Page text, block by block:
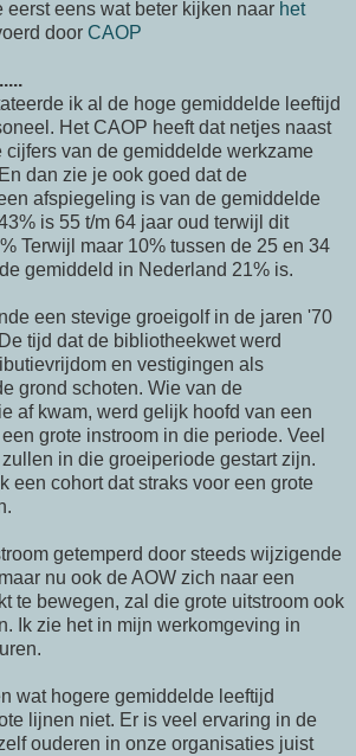
eerst eens wat beter kijken naar het
door CAOP
ik al de hoge gemiddelde leeftijd
Het CAOP heeft dat netjes naast
cijfers van de gemiddelde werkzame
dan zie je ook goed dat de
afspiegeling is van de gemiddelde
is 55 t/m 64 jaar oud terwijl dit
Terwijl maar 10% tussen de 25 en 34
gemiddeld in Nederland 21% is.
een stevige groeigolf in de jaren '70
tijd dat de bibliotheekwet werd
en vestigingen als
grond schoten. Wie van de
af kwam, werd gelijk hoofd van een
grote instroom in die periode. Veel
in die groeiperiode gestart zijn.
een cohort dat straks voor een grote
getemperd door steeds wijzigende
nu ook de AOW zich naar een
te bewegen, zal die grote uitstroom ook
Ik zie het in mijn werkomgeving in
wat hogere gemiddelde leeftijd
lijnen niet. Er is veel ervaring in de
ouderen in onze organisaties juist